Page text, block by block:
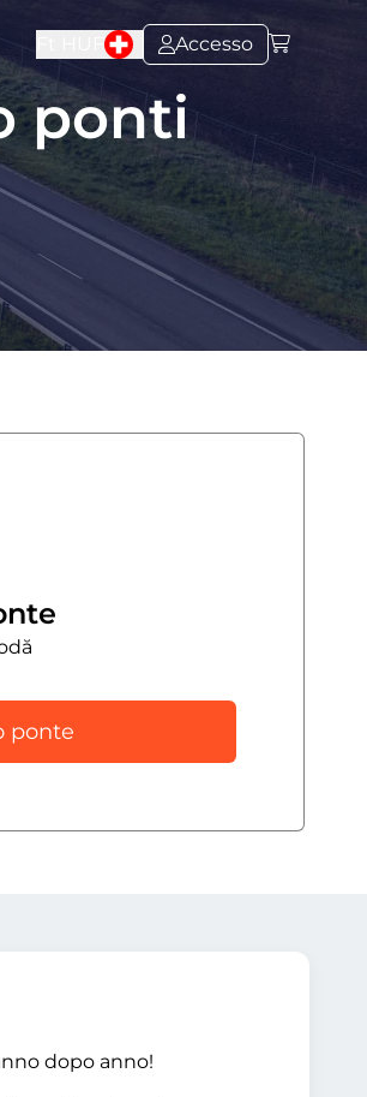
Accesso
ponti
ponte
dopo anno!